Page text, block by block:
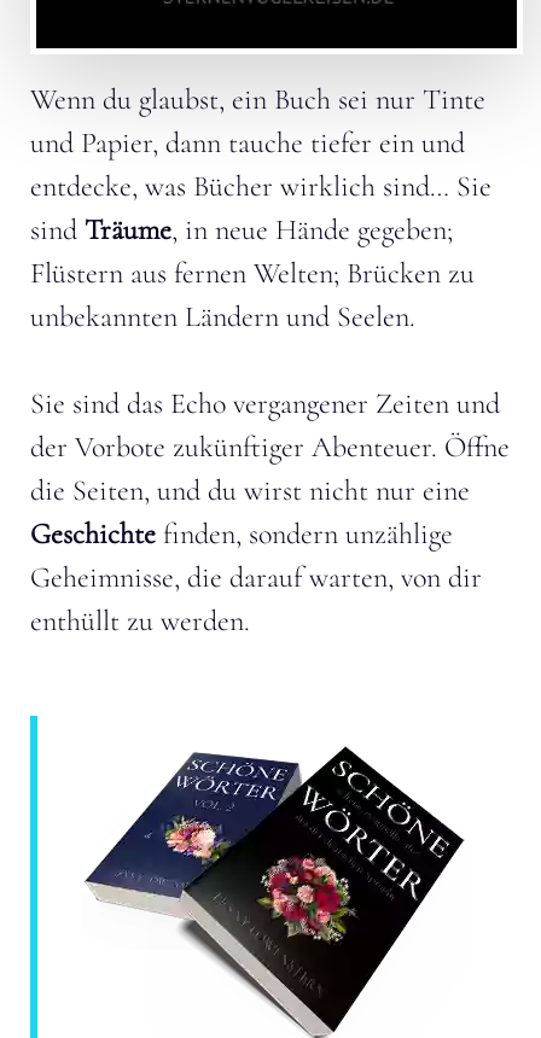
Wenn du glaubst, ein Buch sei nur Tinte
und Papier, dann tauche tiefer ein und
entdecke, was Bücher wirklich sind… Sie
sind Träume, in neue Hände gegeben;
Flüstern aus fernen Welten; Brücken zu
unbekannten Ländern und Seelen.
Sie sind das Echo vergangener Zeiten und
der Vorbote zukünftiger Abenteuer. Öffne
die Seiten, und du wirst nicht nur eine
Geschichte finden, sondern unzählige
Geheimnisse, die darauf warten, von dir
enthüllt zu werden.